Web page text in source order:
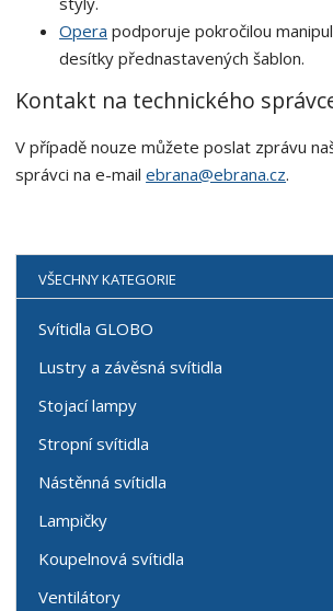
Opera podporuje pokročilou
desítky přednastavených šablon.
Kontakt na technického
V případě nouze můžete poslat zprávu
správci na e-mailebrana@ebrana.cz.
VŠECHNY KATEGORIE
Svítidla GLOBO
Lustry a závěsná svítidla
Stojací lampy
Stropní svítidla
Nástěnná svítidla
Lampičky
Koupelnová svítidla
Ventilátory